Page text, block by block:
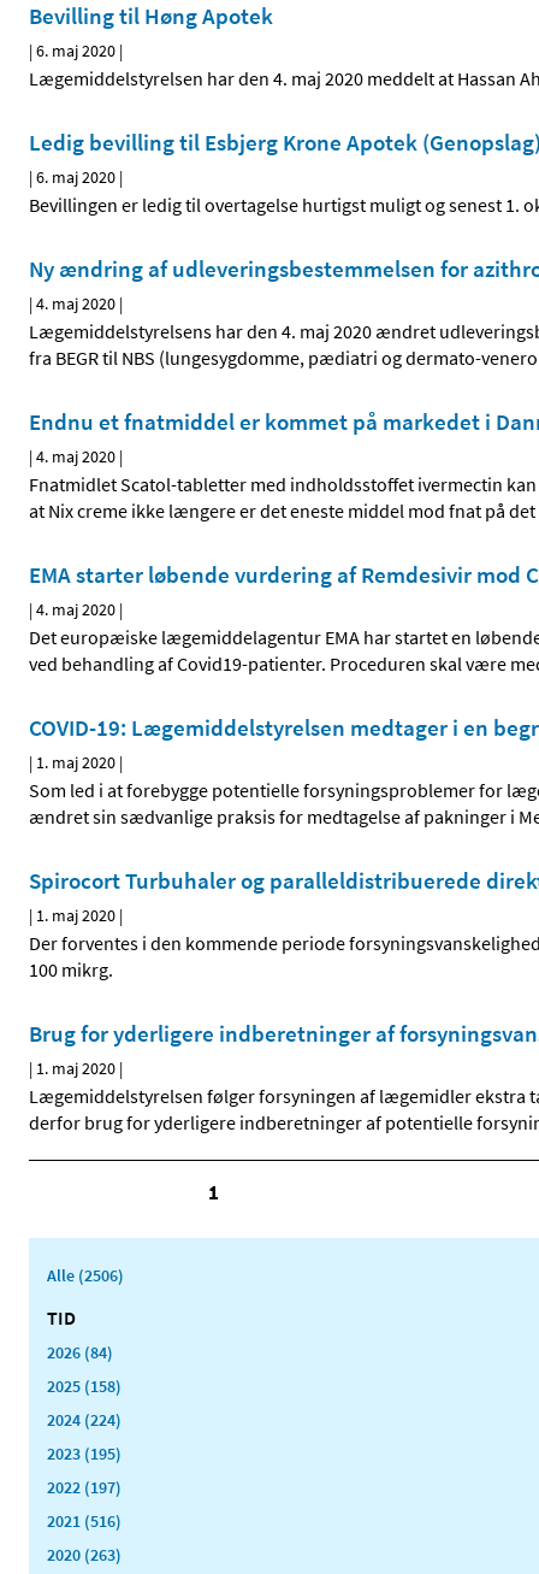
Bevilling til Høng Apotek
|6. maj 2020 |
Lægemiddelstyrelsen har den 4. maj 2020 meddelt at Hassan
Ledig bevilling til Esbjerg Krone Apotek
|6. maj 2020 |
Bevillingen er ledig til overtagelse hurtigst muligt og senest 1.
Ny ændring af udleveringsbestemmelsen for
|4. maj 2020 |
Lægemiddelstyrelsens har den 4. maj 2020 ændret
fra BEGR til NBS (lungesygdomme, pædiatri og dermato-
Endnu et fnatmiddel er kommet på markedet i
|4. maj 2020 |
Fnatmidlet Scatol-tabletter med indholdsstoffet ivermectin
at Nix creme ikke længere er det eneste middel mod fnat på
EMA starter løbende vurdering af Remdesivir mod
|4. maj 2020 |
Det europæiske lægemiddelagentur EMA har startet en
ved behandling af Covid19-patienter. Proceduren skal være
COVID-19: Lægemiddelstyrelsen medtager i en
| 1. maj 2020 |
Som led i at forebygge potentielle forsyningsproblemer for
ændret sin sædvanlige praksis for medtagelse af pakninger i
Spirocort Turbuhaler og paralleldistribuerede
| 1. maj 2020 |
Der forventes i den kommende periode
100 mikrg.
Brug for yderligere indberetninger af
| 1. maj 2020 |
Lægemiddelstyrelsen følger forsyningen af lægemidler ekstra
derfor brug for yderligere indberetninger af potentielle
1
Alle (2506)
TID
2026 (84)
2025 (158)
2024 (224)
2023 (195)
2022 (197)
2021 (516)
2020 (263)